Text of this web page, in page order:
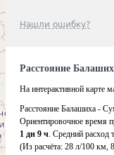
Нашли ошибку?
Расстояние
На интерактивной карте
Расстояние Балашиха -
Ориентировочное время
1 дн 9 ч. Средний расход
(Из расчёта: 28 л/100 км,